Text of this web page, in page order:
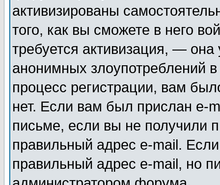
активизированы
того, как вы сможете в него
требуется активизация, —
анонимных злоупотреблений
процесс регистрации, вам
нет. Если вам был прислан e-
письме, если вы не получили
правильный адрес e-mail.
правильный адрес e-mail, но